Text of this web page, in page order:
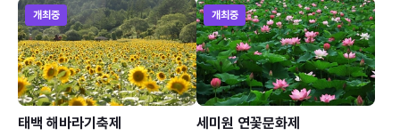
개최중
태백 해바라기축제
개최중
세미원 연꽃문화제